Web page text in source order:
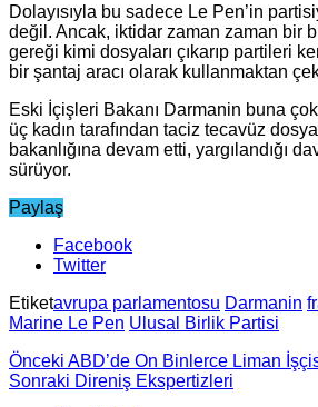
Dolayısıyla bu sadece Le Pen’in
değil. Ancak, iktidar zaman zaman bir
gereği kimi dosyaları çıkarıp partileri
bir şantaj aracı olarak kullanmaktan
Eski İçişleri Bakanı Darmanin buna
üç kadın tarafından taciz tecavüz
bakanlığına devam etti, yargılandığı
sürüyor.
Paylaş
Facebook
Twitter
Etiketavrupa parlamentosu Darmanin
Marine Le Pen Ulusal Birlik Partisi
Önceki ABD’de On Binlerce Liman
Sonraki Direniş Ekspertizleri